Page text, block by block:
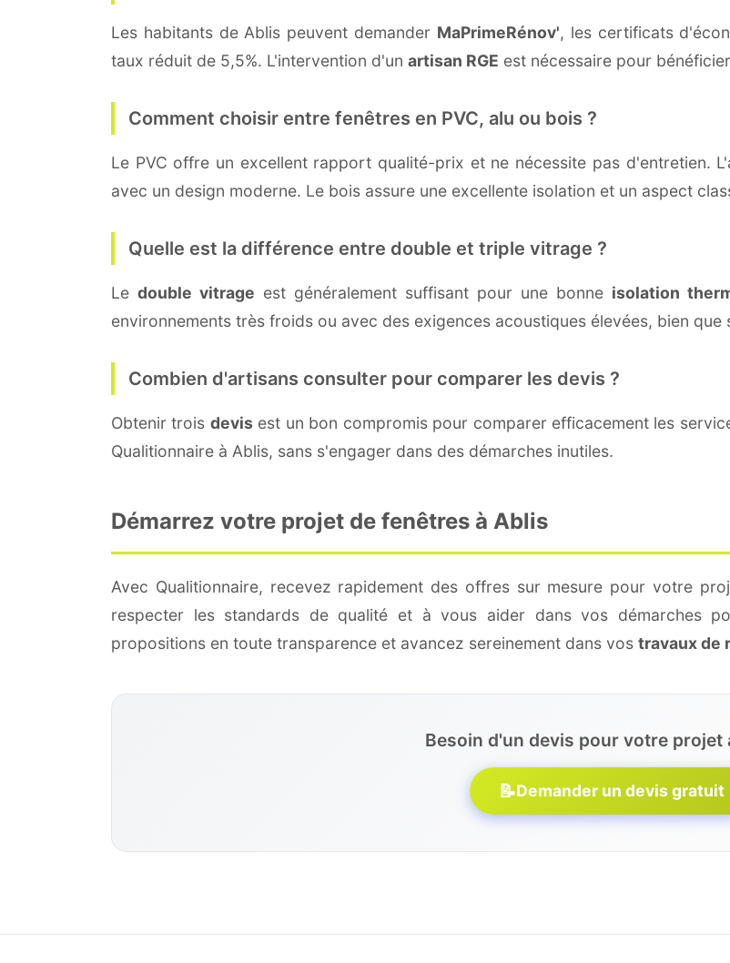
Les habitants de Ablis peuvent demander MaPrimeRénov', les certificats
taux réduit de 5,5%. L'intervention d'un artisan RGE est nécessaire pour
Comment choisir entre fenêtres en PVC, alu ou bois ?
Le PVC offre un excellent rapport qualité-prix et ne nécessite pas d'entretien.
avec un design moderne. Le bois assure une excellente isolation et un aspect
Quelle est la différence entre double et triple vitrage ?
Le double vitrage est généralement suffisant pour une bonne isolation
environnements très froids ou avec des exigences acoustiques élevées, bien que
Combien d'artisans consulter pour comparer les devis ?
Obtenir trois devisest un bon compromis pour comparer efficacement les
Qualitionnaire à Ablis, sans s'engager dans des démarches inutiles.
Démarrez votre projet de fenêtres à Ablis
Avec Qualitionnaire, recevez rapidement des offres sur mesure pour votre
respecter les standards de qualité et à vous aider dans vos démarches
propositions en toute transparence et avancez sereinement dans vos travaux de
Besoin d'un devis pour votre projet
📝Demander un devis gratuit